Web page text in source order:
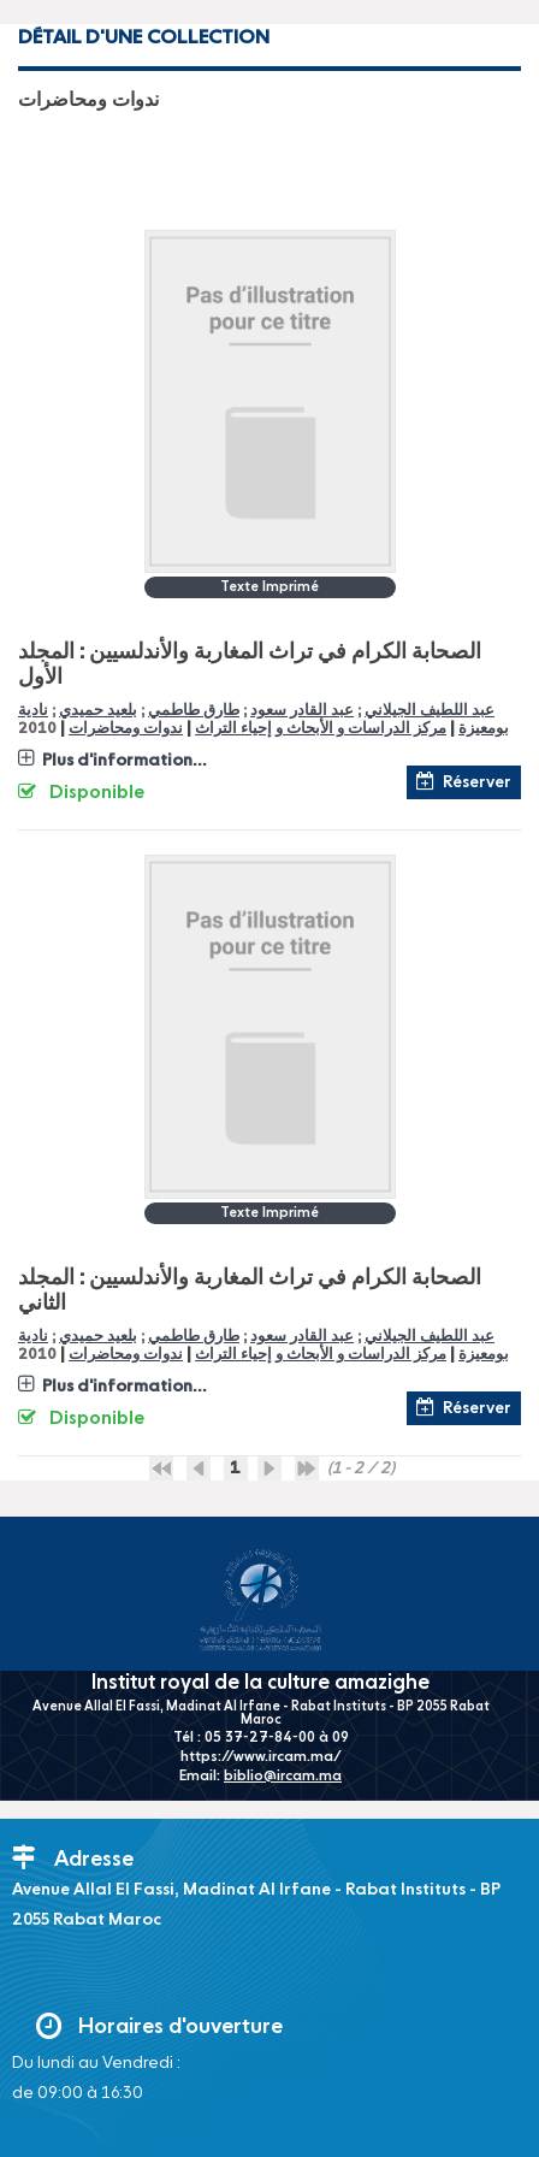
DÉTAIL D'UNE COLLECTION
ندوات ومحاضرات
Texte Imprimé
الصحابة الكرام في تراث المغاربة والأندلسيين : المجلد
الأول
عبد اللطيف الجيلاني ; عبد القادر سعود ; طارق طاطمي ; بلعيد حميدي ; نادية
بومعيزة
مركز الدراسات و الأبحاث و إحياء التراث ندوات ومحاضرات 2010
Plus d'information...
Réserver
Disponible
Texte Imprimé
الصحابة الكرام في تراث المغاربة والأندلسيين : المجلد
الثاني
عبد اللطيف الجيلاني ; عبد القادر سعود ; طارق طاطمي ; بلعيد حميدي ; نادية
بومعيزة
مركز الدراسات و الأبحاث و إحياء التراث ندوات ومحاضرات 2010
Plus d'information...
Réserver
Disponible
1 (1 - 2 / 2)
Institut royal de la culture amazighe
Avenue Allal El Fassi, Madinat Al Irfane - Rabat Instituts - BP 2055 Rabat
Maroc
Tél : 05 37-27-84-00 à 09
https://www.ircam.ma/
Email: biblio@ircam.ma
Adresse
Avenue Allal El Fassi, Madinat Al Irfane - Rabat Instituts - BP
2055 Rabat Maroc
Horaires d'ouverture
Du lundi au Vendredi :
de 09:00 à 16:30